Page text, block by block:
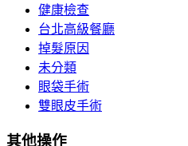
健康檢查
台北高級餐廳
掉髮原因
未分類
眼袋手術
雙眼皮手術
其他操作